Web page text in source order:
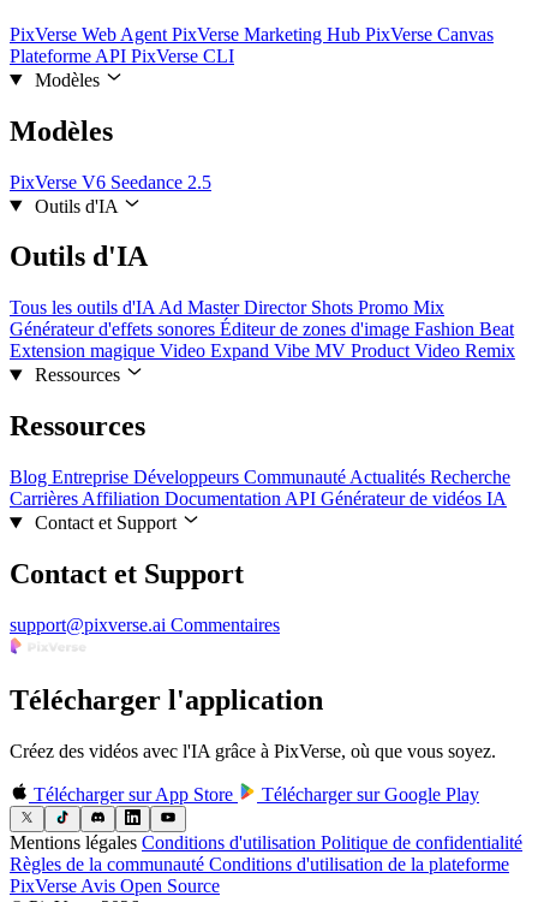
PixVerse Web Agent PixVerse Marketing Hub PixVerse Canvas
Plateforme API PixVerse CLI
Modèles
Modèles
PixVerse V6 Seedance 2.5
Outils d'IA
Outils d'IA
Tous les outils d'IA Ad MasterDirector Shots Promo Mix
Générateur d'effets sonores Éditeur de zones d'image Fashion Beat
Extension magique Video Expand Vibe MV Product Video Remix
Ressources
Ressources
Blog Entreprise Développeurs Communauté Actualités Recherche
Carrières Affiliation Documentation API Générateur de vidéos IA
Contact et Support
Contact et Support
support@pixverse.ai Commentaires
Télécharger l'application
Créez des vidéos avec l'IA grâce à PixVerse, où que vous soyez.
Télécharger sur App Store Télécharger sur Google Play
Mentions légales Conditions d'utilisation Politique de confidentialité
Règles de la communauté Conditions d'utilisation de la plateforme
PixVerse Avis Open Source